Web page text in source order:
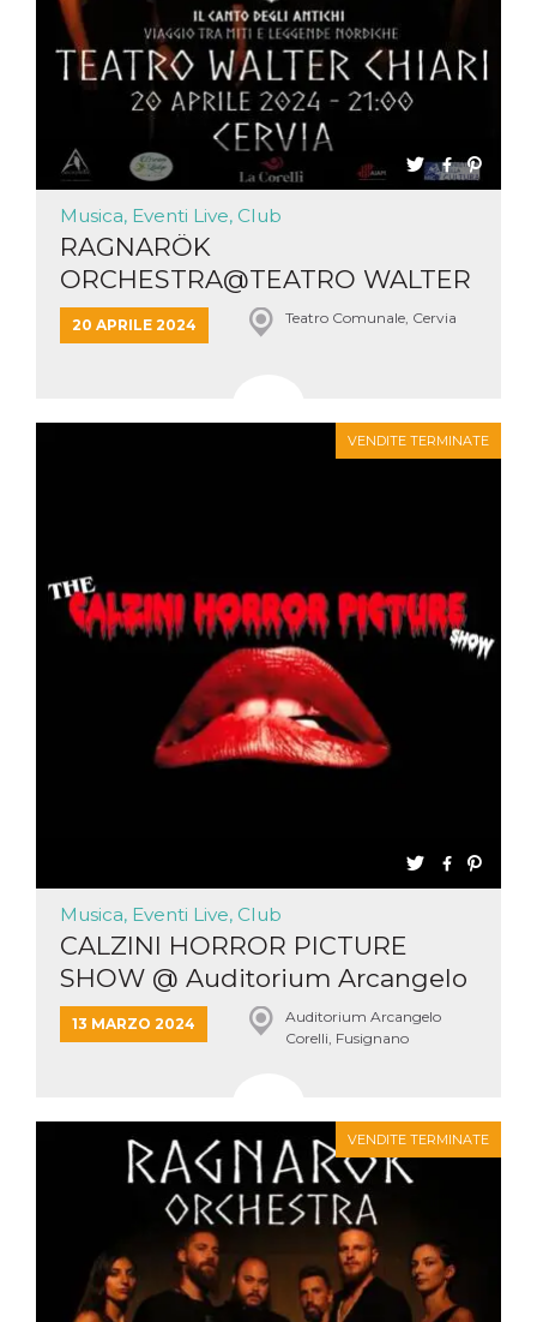
Musica, Eventi Live, Club
RAGNARÖK
ORCHESTRA@TEATRO WALTER
CHIARI – CERVIA (R...
20 APRILE 2024 Teatro Comunale, Cervia
VENDITE TERMINATE
Musica, Eventi Live, Club
CALZINI HORROR PICTURE
SHOW @ Auditorium Arcangelo
Cor...
13 MARZO 2024
Auditorium Arcangelo
Corelli, Fusignano
VENDITE TERMINATE